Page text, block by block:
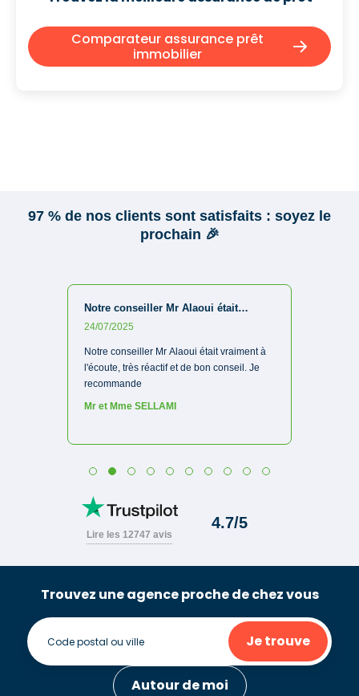
Comparateur assurance prêt
immobilier
Trouvez une agence proche de chez vous
Je trouve
Autour de moi